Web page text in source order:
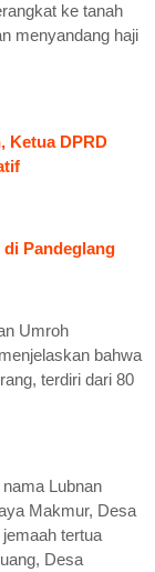
ke tanah
menyandang haji
Ketua DPRD
di Pandeglang
Umroh
bahwa
terdiri dari 80
Lubnan
Makmur, Desa
tertua
Desa